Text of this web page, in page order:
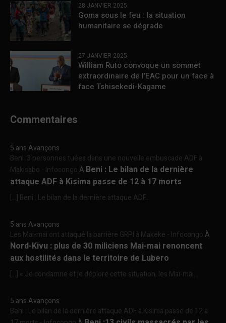
28 JANVIER 2025
Goma sous le feu : la situation
humanitaire se dégrade
27 JANVIER 2025
William Ruto convoque un sommet
extraordinaire de l’EAC pour un face à
face Tshisekedi-Kagame
Commentaires
5 ans Avançons
Beni :3 personnes tuées dans une nouvelle embuscade ADF à
Makisabo - InfocongoÀ Beni : Le bilan de la dernière
attaque ADF à Kisima passe de 12 à 17 morts
[…] Beni : Le bilan de la dernière attaque ADF...
5 ans Avançons
Les Mai-mai ont attaqué la barrière GRPI à Makeke - InfocongoÀ
Nord-Kivu : plus de 30 miliciens Mai-mai renoncent
aux hostilités dans le territoire de Lubero
[…] « Je condamne et je déplore cette situation, les Mai-mai...
5 ans Avançons
Beni : Le bilan de la dernière attaque ADF à Kisima passe de 12 à